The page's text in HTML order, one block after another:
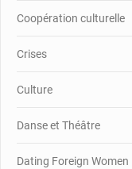
Coopération culturelle
Crises
Culture
Danse et Théâtre
Dating Foreign Women